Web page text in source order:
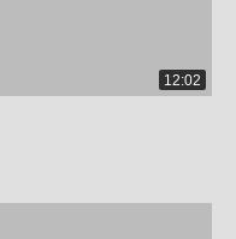
12:02